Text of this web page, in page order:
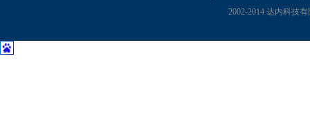
2002-2014 达内科技